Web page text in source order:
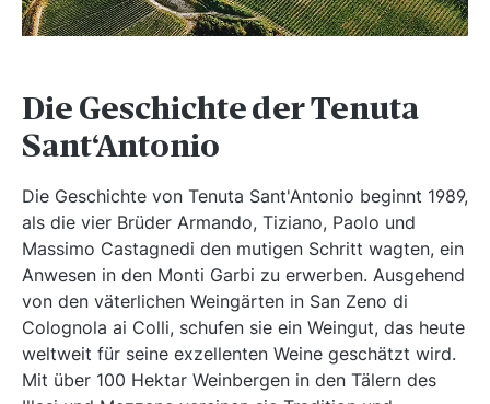
Die Geschichte der Tenuta
Sant‘Antonio
Die Geschichte von Tenuta Sant'Antonio beginnt 1989,
als die vier Brüder Armando, Tiziano, Paolo und
Massimo Castagnedi den mutigen Schritt wagten, ein
Anwesen in den Monti Garbi zu erwerben. Ausgehend
von den väterlichen Weingärten in San Zeno di
Colognola ai Colli, schufen sie ein Weingut, das heute
weltweit für seine exzellenten Weine geschätzt wird.
Mit über 100 Hektar Weinbergen in den Tälern des